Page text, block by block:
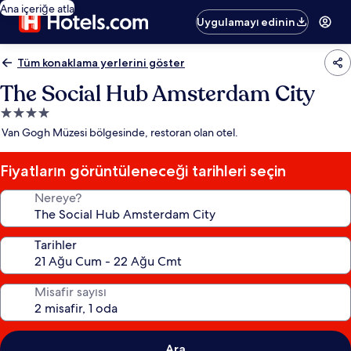
Ana içeriğe atla
Uygulamayı edinin
Tüm konaklama yerlerini göster
The Social Hub Amsterdam City
4.0
yıldızlı
yeri
Van Gogh Müzesi bölgesinde, restoran olan otel.
Fiyatların görüntüleneceği tarihleri seçin
Nereye?
Tarihler
Misafir sayısı